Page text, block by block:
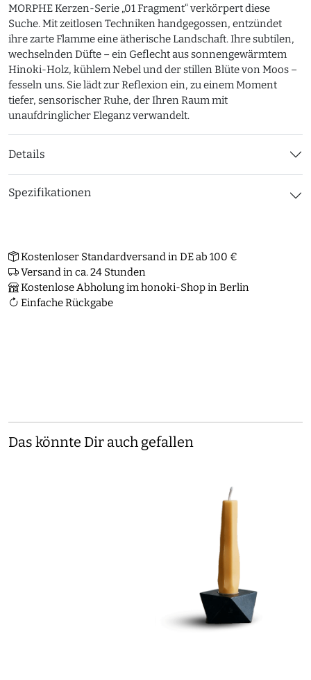
MORPHE Kerzen-Serie „01 Fragment“ verkörpert diese
Suche. Mit zeitlosen Techniken handgegossen, entzündet
ihre zarte Flamme eine ätherische Landschaft. Ihre subtilen,
wechselnden Düfte – ein Geflecht aus sonnengewärmtem
Hinoki-Holz, kühlem Nebel und der stillen Blüte von Moos –
fesseln uns. Sie lädt zur Reflexion ein, zu einem Moment
tiefer, sensorischer Ruhe, der Ihren Raum mit
unaufdringlicher Eleganz verwandelt.
Details
Spezifikationen
Kostenloser Standardversand in DE ab 100 €
Versand in ca. 24 Stunden
Kostenlose Abholung im honoki-Shop in Berlin
Einfache Rückgabe
Das könnte Dir auch gefallen